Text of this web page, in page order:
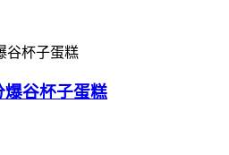
爆谷杯子蛋糕